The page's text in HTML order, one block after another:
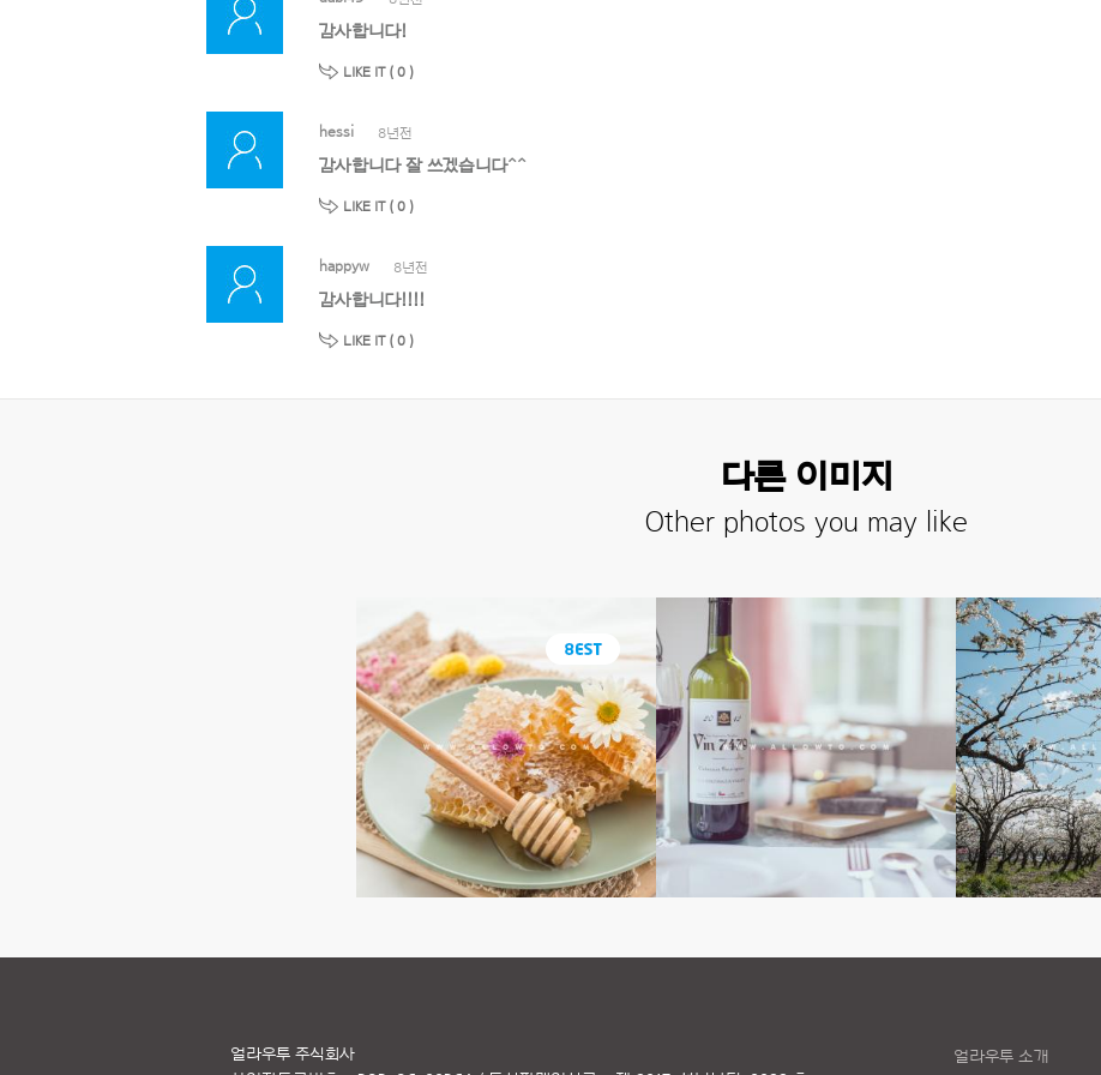
감사합니다!
LIKE IT ( 0 )
hessi 8년전
감사합니다 잘 쓰겠습니다^^
LIKE IT ( 0 )
happyw 8년전
감사합니다!!!!
LIKE IT ( 0 )
다른 이미지
Other photos you may like
얼라우투 소개
얼라우투 주식회사